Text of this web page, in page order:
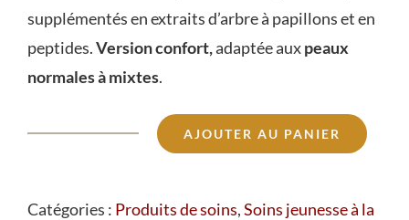
supplémentés en extraits d’arbre à papillons et en
peptides.Version confort,adaptée auxpeaux
normales à mixtes.
Eco
AJOUTER AU PANIER
Catégories : Produits de soins,Soins jeunesse à la